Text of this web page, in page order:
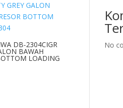
DB-2304CIGR
BAWAH
LOADING
No